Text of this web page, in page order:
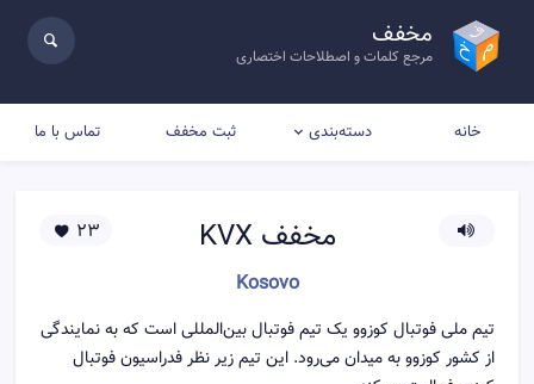
مخفف
مرجع کلمات و اصطلاحات اختصاری
خانه دسته‌بندی ثبت مخفف تماس با ما
مخففKVX
Kosovo
23
تیم ملی فوتبال کوزوو یک تیم فوتبال بین‌المللی است که به نمایندگی
از کشور کوزوو به میدان می‌رود. این تیم زیر نظر فدراسیون فوتبال